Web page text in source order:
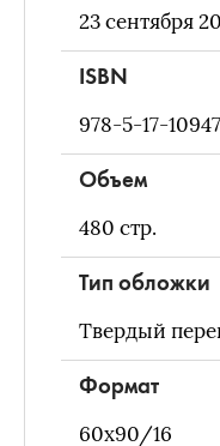
23 сентября
ISBN
978-5-17-
Объем
480 стр.
Тип обложки
Твердый
Формат
60х90/16